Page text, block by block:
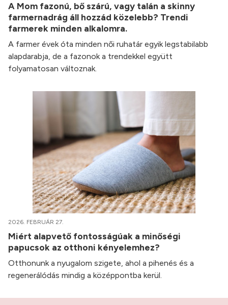
A Mom fazonú, bő szárú, vagy talán a skinny
farmernadrág áll hozzád közelebb? Trendi
farmerek minden alkalomra.
A farmer évek óta minden női ruhatár egyik legstabilabb
alapdarabja, de a fazonok a trendekkel együtt
folyamatosan változnak.
2026. FEBRUÁR 27.
Miért alapvető fontosságúak a minőségi
papucsok az otthoni kényelemhez?
Otthonunk a nyugalom szigete, ahol a pihenés és a
regenerálódás mindig a középpontba kerül.